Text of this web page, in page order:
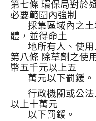
第七條 環保局對於
必要範圍內強制
採集區域內之
體，並得命土
地所有人、使
第八條 除草劑之使
幣五千元以上五
萬元以下罰鍰。
行政機關或公
以上十萬元
以下罰鍰。